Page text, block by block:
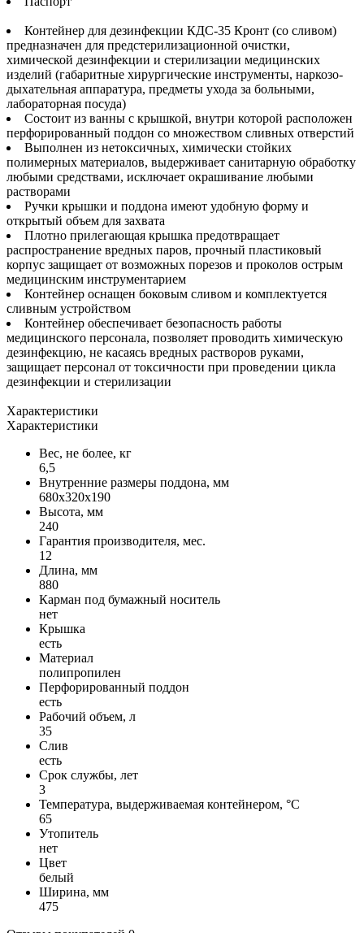
Контейнер для дезинфекции КДС-35 Кронт (со сливом)
предназначен для предстерилизационной очистки,
химической дезинфекции и стерилизации медицинских
изделий (габаритные хирургические инструменты, наркозо-
дыхательная аппаратура, предметы ухода за больными,
лабораторная посуда)
Состоит из ванны с крышкой, внутри которой расположен
перфорированный поддон со множеством сливных отверстий
Выполнен из нетоксичных, химически стойких
полимерных материалов, выдерживает санитарную обработку
любыми средствами, исключает окрашивание любыми
растворами
Ручки крышки и поддона имеют удобную форму и
открытый объем для захвата
Плотно прилегающая крышка предотвращает
распространение вредных паров, прочный пластиковый
корпус защищает от возможных порезов и проколов острым
медицинским инструментарием
Контейнер оснащен боковым сливом и комплектуется
сливным устройством
Контейнер обеспечивает безопасность работы
медицинского персонала, позволяет проводить химическую
дезинфекцию, не касаясь вредных растворов руками,
защищает персонал от токсичности при проведении цикла
дезинфекции и стерилизации
Характеристики
Характеристики
Вес, не более, кг
6,5
Внутренние размеры поддона, мм
680x320x190
Высота, мм
240
Гарантия производителя, мес.
12
Длина, мм
880
Карман под бумажный носитель
нет
Крышка
есть
Материал
полипропилен
Перфорированный поддон
есть
Рабочий объем, л
35
Слив
есть
Срок службы, лет
3
Температура, выдерживаемая контейнером, °C
65
Утопитель
нет
Цвет
белый
Ширина, мм
475